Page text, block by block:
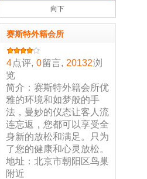
向下
赛斯特外籍会所
4点评, 0留言, 20132浏
览
简介：赛斯特外籍会所优
雅的环境和如梦般的手
法，曼妙的仪态让客人流
连忘返，您都可以享受全
身新的放松和满足。只为
了您的健康和心灵放松。
地址：北京市朝阳区鸟巢
附近